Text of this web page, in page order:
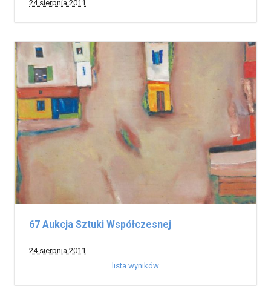
24 sierpnia 2011
67 Aukcja Sztuki Współczesnej
24 sierpnia 2011
lista wyników